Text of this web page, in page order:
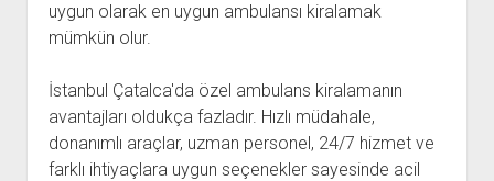
uygun olarak en uygun ambulansı kiralamak
mümkün olur.
İstanbul Çatalca'da özel ambulans kiralamanın
avantajları oldukça fazladır. Hızlı müdahale,
donanımlı araçlar, uzman personel, 24/7 hizmet ve
farklı ihtiyaçlara uygun seçenekler sayesinde acil